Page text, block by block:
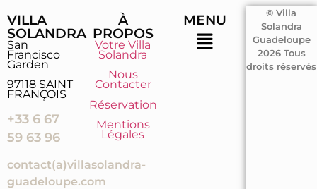
VILLA
SOLANDRA
San
Francisco
Garden
97118 SAINT
FRANÇOIS
+33 6 67
59 63 96
contact(a)villasolandra-
guadeloupe.com
À
PROPOS
Votre Villa
Solandra
Nous
Contacter
Réservation
Mentions
Légales
MENU
© Villa
Solandra
Guadeloupe
2026 Tous
droits réservés